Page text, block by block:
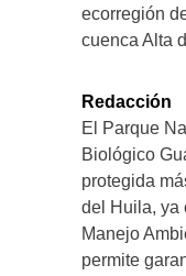
ecorregión
cuenca Alta
Redacción
El Parque
Biológico
protegida
del Huila, ya
Manejo
permite